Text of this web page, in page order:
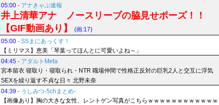
05:00 - アナきゃぷ速報
井上清華アナ ノースリーブの脇見せポーズ！！
【GIF動画あり】
(画:17)
05:00 - SSまにあっくす！
【ミリマス】恵美「琴葉ってほんとに可愛いよね～」
04:45 - アダルトMeta
宮本留衣 寝取り・寝取られ・NTR 職場仲間で性格正反対の巨乳2人と交互に浮気
SEXを繰り返す不貞な日々 北野未奈
04:39 - うしみつ-5chまとめ-
【画像あり】胸の大きな女性、レントゲン写真がこちらｗｗｗｗｗｗｗｗｗｗｗｗ